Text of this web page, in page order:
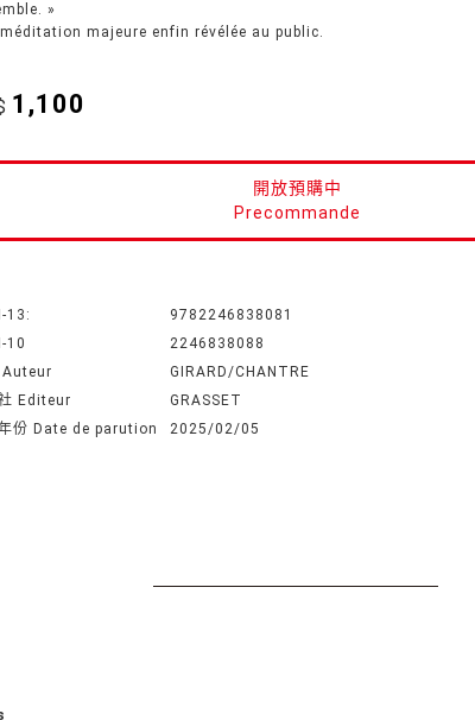
»
majeure enfin révélée au public.
1,100
開放預購中
Precommande
13:
9782246838081
10
2246838088
Auteur
GIRARD/CHANTRE
Editeur
GRASSET
份 Date de parution
2025/02/05